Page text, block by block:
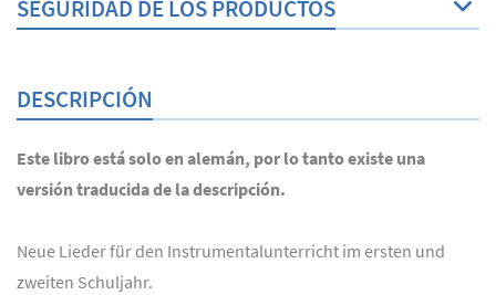
SEGURIDAD DE LOS PRODUCTOS
DESCRIPCIÓN
Este libro está solo en alemán, por lo tanto existe una
versión traducida de la descripción.
Neue Lieder für den Instrumentalunterricht im ersten und
zweiten Schuljahr.